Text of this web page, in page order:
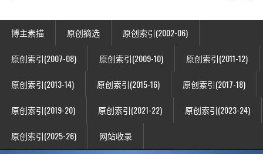
博主素描 原创摘选 原创索引(2002-06)
原创索引(2007-08) 原创索引(2009-10) 原创索引(2011-12)
原创索引(2013-14) 原创索引(2015-16) 原创索引(2017-18)
原创索引(2019-20) 原创索引(2021-22) 原创索引(2023-24)
原创索引(2025-26) 网站收录